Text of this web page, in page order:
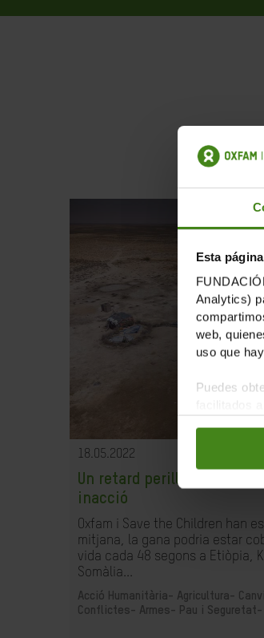
Esta
Analytics)
web,
uso que
Puedes
18.05.2022
Un retard perillós 2: el preu
inacció
Oxfam i Save the Children han
mitjana, la gana podria estar
vida cada 48 segons a Etiòpia,
Somàlia...
Acció Humanitària- Agricultura-
Conflictes- Armes- Pau i Seguretat-